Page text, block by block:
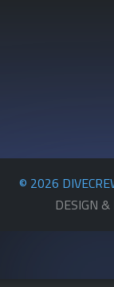
© 2026
DESIGN